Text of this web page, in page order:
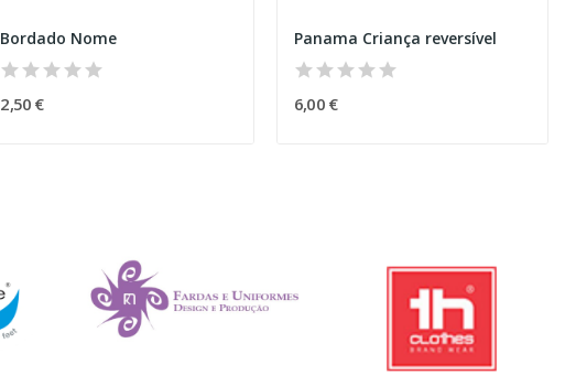
Bordado Nome
2,50 €
Panama Criança reversível
6,00 €